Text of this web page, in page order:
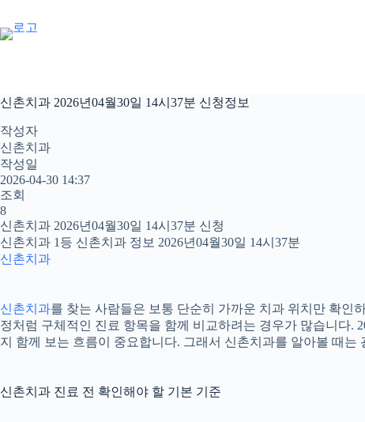
으
뛰
기
신촌치과 2026년04월30일 14시37분 신청정보
작성자
신촌치과
작성일
2026-04-30 14:37
조회
8
신촌치과 2026년04월30일 14시37분 신청
신촌치과 1등 신촌치과 정보 2026년04월30일 14시37분
신촌치과
신촌치과를 찾는 사람들은 보통 단순히 가까운 치과 위치만 확인
정처럼 구체적인 진료 항목을 함께 비교하려는 경우가 많습니다.
지 함께 보는 흐름이 중요합니다. 그래서 신촌치과를 알아볼 때
신촌치과 진료 전 확인해야 할 기본 기준